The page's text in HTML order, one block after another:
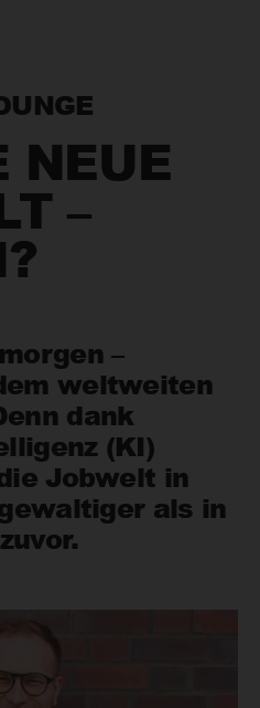
NEUE
–
–
weltweiten
dank
(KI)
Jobwelt in
als in